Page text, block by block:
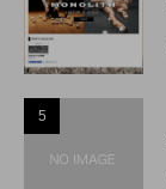
5